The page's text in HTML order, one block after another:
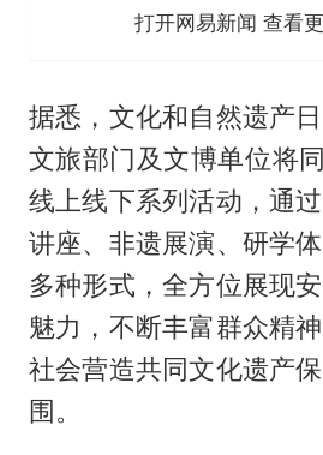
打开网易新闻 查看
据悉，文化和自然遗产
文旅部门及文博单位将
线上线下系列活动，通
讲座、非遗展演、研学
多种形式，全方位展现
魅力，不断丰富群众精
社会营造共同文化遗产
围。